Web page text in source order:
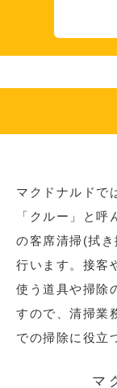
マクドナルドで
「クルー」と
の客席清掃(拭
行います。接客
使う道具や掃除
すので、清掃業
での掃除に役立
マ